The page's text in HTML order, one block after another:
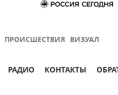
ПРОИСШЕСТВИЯ ВИЗУАЛ
РАДИО КОНТАКТЫ